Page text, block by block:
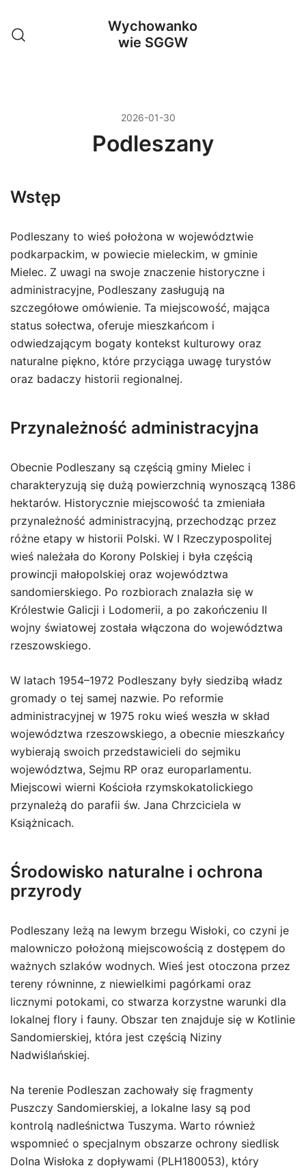
treści
Wychowanko
wie SGGW
2026-01-30
Podleszany
Wstęp
Podleszany to wieś położona w województwie
podkarpackim, w powiecie mieleckim, w gminie
Mielec. Z uwagi na swoje znaczenie historyczne i
administracyjne, Podleszany zasługują na
szczegółowe omówienie. Ta miejscowość, mająca
status sołectwa, oferuje mieszkańcom i
odwiedzającym bogaty kontekst kulturowy oraz
naturalne piękno, które przyciąga uwagę turystów
oraz badaczy historii regionalnej.
Przynależność administracyjna
Obecnie Podleszany są częścią gminy Mielec i
charakteryzują się dużą powierzchnią wynoszącą 1386
hektarów. Historycznie miejscowość ta zmieniała
przynależność administracyjną, przechodząc przez
różne etapy w historii Polski. W I Rzeczypospolitej
wieś należała do Korony Polskiej i była częścią
prowincji małopolskiej oraz województwa
sandomierskiego. Po rozbiorach znalazła się w
Królestwie Galicji i Lodomerii, a po zakończeniu II
wojny światowej została włączona do województwa
rzeszowskiego.
W latach 1954–1972 Podleszany były siedzibą władz
gromady o tej samej nazwie. Po reformie
administracyjnej w 1975 roku wieś weszła w skład
województwa rzeszowskiego, a obecnie mieszkańcy
wybierają swoich przedstawicieli do sejmiku
województwa, Sejmu RP oraz europarlamentu.
Miejscowi wierni Kościoła rzymskokatolickiego
przynależą do parafii św. Jana Chrzciciela w
Książnicach.
Środowisko naturalne i ochrona
przyrody
Podleszany leżą na lewym brzegu Wisłoki, co czyni je
malowniczo położoną miejscowością z dostępem do
ważnych szlaków wodnych. Wieś jest otoczona przez
tereny równinne, z niewielkimi pagórkami oraz
licznymi potokami, co stwarza korzystne warunki dla
lokalnej flory i fauny. Obszar ten znajduje się w Kotlinie
Sandomierskiej, która jest częścią Niziny
Nadwiślańskiej.
Na terenie Podleszan zachowały się fragmenty
Puszczy Sandomierskiej, a lokalne lasy są pod
kontrolą nadleśnictwa Tuszyma. Warto również
wspomnieć o specjalnym obszarze ochrony siedlisk
Dolna Wisłoka z dopływami (PLH180053), który